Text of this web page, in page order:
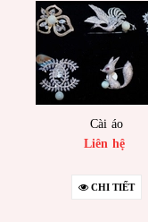
Cài áo
Liên hệ
CHI TIẾT